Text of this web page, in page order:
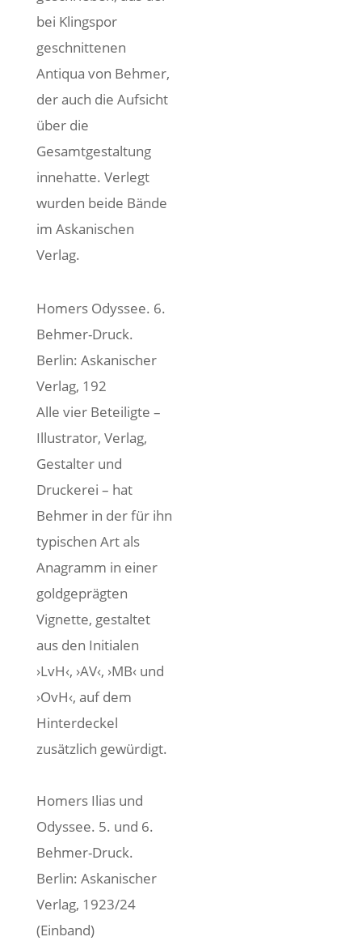
bei Klingspor
geschnittenen
Antiqua von Behmer,
der auch die Aufsicht
über die
Gesamtgestaltung
innehatte. Verlegt
wurden beide Bände
im Askanischen
Verlag.
Homers Odyssee. 6.
Behmer-Druck.
Berlin: Askanischer
Verlag, 192
Alle vier Beteiligte –
Illustrator, Verlag,
Gestalter und
Druckerei – hat
Behmer in der für ihn
typischen Art als
Anagramm in einer
goldgeprägten
Vignette, gestaltet
aus den Initialen
›LvH‹, ›AV‹, ›MB‹ und
›OvH‹, auf dem
Hinterdeckel
zusätzlich gewürdigt.
Homers Ilias und
Odyssee. 5. und 6.
Behmer-Druck.
Berlin: Askanischer
Verlag, 1923/24
(Einband)